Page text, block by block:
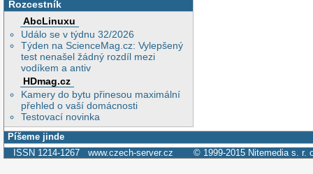
Rozcestník
AbcLinuxu
Událo se v týdnu 32/2026
Týden na ScienceMag.cz: Vylepšený
test nenašel žádný rozdíl mezi
vodíkem a antiv
HDmag.cz
Kamery do bytu přinesou maximální
přehled o vaší domácnosti
Testovací novinka
Píšeme jinde
ISSN 1214-1267 www.czech-server.cz © 1999-2015 Nitemedia s. r.